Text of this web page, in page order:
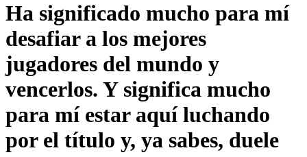
Ha significado mucho para mí
desafiar a los mejores
jugadores del mundo y
vencerlos. Y significa mucho
para mí estar aquí luchando
por el título y, ya sabes, duele